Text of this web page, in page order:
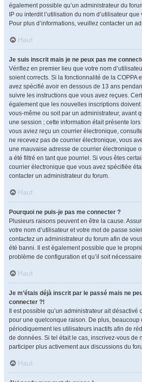
également possible qu’un administrateur du
IP ou interdit l’utilisation du nom d’utilisateur
Pour plus d’informations, veuillez contacter un
Haut
Je suis inscrit mais je ne peux pas me
Vérifiez en premier lieu que votre nom
soient corrects. Si la fonctionnalité de la COPPA
avez spécifié avoir en dessous de 13 ans
suivre les instructions que vous avez reçues.
également que les nouvelles inscriptions doivent
vous-même ou soit par un administrateur, avant
une session ; cette information était présente
vous aviez reçu un courrier électronique,
ne recevez pas de courrier électronique, vous
une mauvaise adresse de courrier électronique
a été filtré en tant que pourriel. Si vous êtes
courrier électronique que vous avez spécifiée
contacter un administrateur du forum.
Haut
Pourquoi ne puis-je pas me connecter ?
Plusieurs raisons peuvent en être la cause.
votre nom d’utilisateur et votre mot de passe
contactez un administrateur du forum afin de
été banni. Il est également possible que le
problème de configuration et qu’il soit
Haut
Je m’étais déjà inscrit par le passé mais ne
connecter ?!
Il est possible qu’un administrateur ait désactivé
pour une quelconque raison. De plus, beaucoup
périodiquement les utilisateurs inactifs afin de
de données. Si tel était le cas, inscrivez-vous de
participer plus activement aux discussions du
Haut